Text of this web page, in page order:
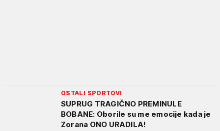
OSTALI SPORTOVI
SUPRUG TRAGIČNO PREMINULE
BOBANE: Oborile su me emocije kada je
Zorana ONO URADILA!